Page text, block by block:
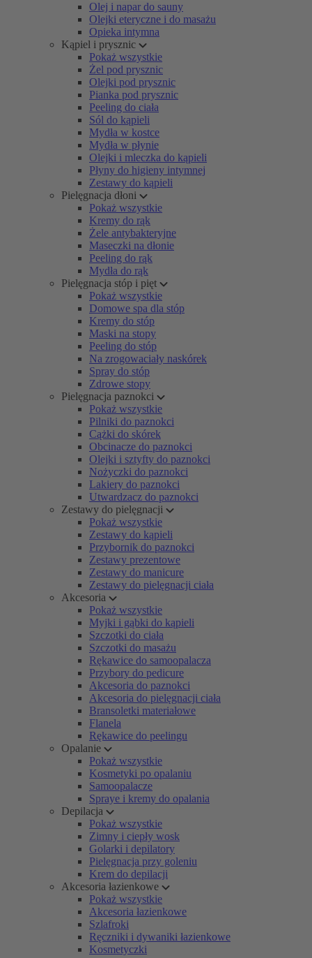
Olej i napar do sauny
Olejki eteryczne i do masażu
Opieka intymna
Kąpiel i prysznic
Pokaż wszystkie
Żel pod prysznic
Olejki pod prysznic
Pianka pod prysznic
Peeling do ciała
Sól do kąpieli
Mydła w kostce
Mydła w płynie
Olejki i mleczka do kąpieli
Płyny do higieny intymnej
Zestawy do kąpieli
Pielęgnacja dłoni
Pokaż wszystkie
Kremy do rąk
Żele antybakteryjne
Maseczki na dłonie
Peeling do rąk
Mydła do rąk
Pielęgnacja stóp i pięt
Pokaż wszystkie
Domowe spa dla stóp
Kremy do stóp
Maski na stopy
Peeling do stóp
Na zrogowaciały naskórek
Spray do stóp
Zdrowe stopy
Pielęgnacja paznokci
Pokaż wszystkie
Pilniki do paznokci
Cążki do skórek
Obcinacze do paznokci
Olejki i sztyfty do paznokci
Nożyczki do paznokci
Lakiery do paznokci
Utwardzacz do paznokci
Zestawy do pielęgnacji
Pokaż wszystkie
Zestawy do kąpieli
Przybornik do paznokci
Zestawy prezentowe
Zestawy do manicure
Zestawy do pielęgnacji ciała
Akcesoria
Pokaż wszystkie
Myjki i gąbki do kąpieli
Szczotki do ciała
Szczotki do masażu
Rękawice do samoopalacza
Przybory do pedicure
Akcesoria do paznokci
Akcesoria do pielęgnacji ciała
Bransoletki materiałowe
Flanela
Rękawice do peelingu
Opalanie
Pokaż wszystkie
Kosmetyki po opalaniu
Samoopalacze
Spraye i kremy do opalania
Depilacja
Pokaż wszystkie
Zimny i ciepły wosk
Golarki i depilatory
Pielęgnacja przy goleniu
Krem do depilacji
Akcesoria łazienkowe
Pokaż wszystkie
Akcesoria łazienkowe
Szlafroki
Ręczniki i dywaniki łazienkowe
Kosmetyczki